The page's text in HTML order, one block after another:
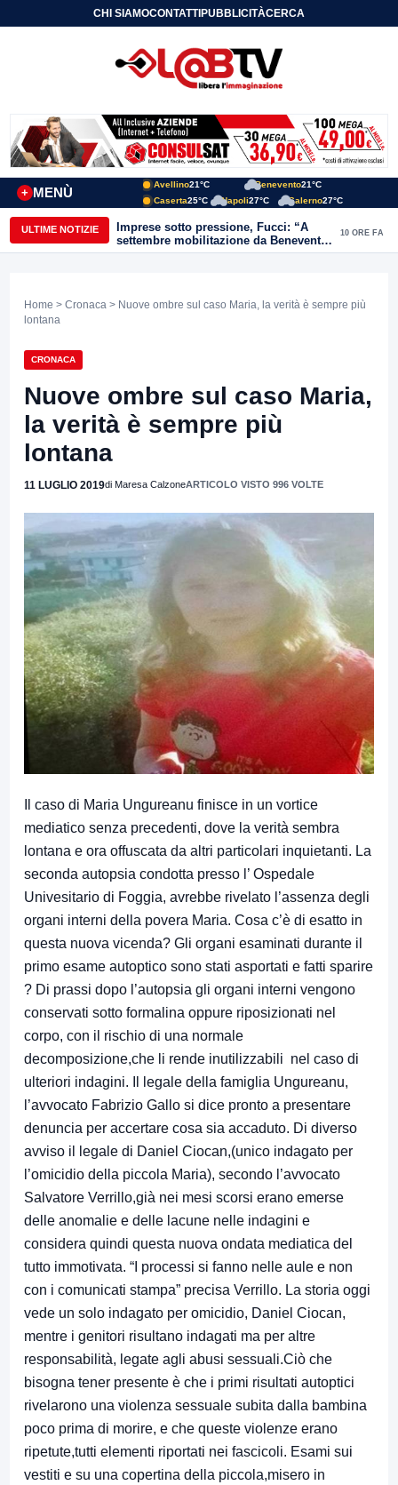
CHI SIAMOCONTATTIPUBBLICITÀCERCA
MENÙ
+
Avellino21°C Benevento21°C
Caserta25°C Napoli27°C Salerno27°C
ULTIME NOTIZIE
Imprese sotto pressione, Fucci: “A
settembre mobilitazione da Benevento
e Avellino”
10 ORE FA
Home > Cronaca > Nuove ombre sul caso Maria, la verità è sempre più
lontana
CRONACA
Nuove ombre sul caso Maria,
la verità è sempre più
lontana
11 LUGLIO 2019di Maresa CalzoneARTICOLO VISTO 996 VOLTE
Il caso di Maria Ungureanu finisce in un vortice
mediatico senza precedenti, dove la verità sembra
lontana e ora offuscata da altri particolari inquietanti. La
seconda autopsia condotta presso l’ Ospedale
Univesitario di Foggia, avrebbe rivelato l’assenza degli
organi interni della povera Maria. Cosa c’è di esatto in
questa nuova vicenda? Gli organi esaminati durante il
primo esame autoptico sono stati asportati e fatti sparire
? Di prassi dopo l’autopsia gli organi interni vengono
conservati sotto formalina oppure riposizionati nel
corpo, con il rischio di una normale
decomposizione,che li rende inutilizzabili nel caso di
ulteriori indagini. Il legale della famiglia Ungureanu,
l’avvocato Fabrizio Gallo si dice pronto a presentare
denuncia per accertare cosa sia accaduto. Di diverso
avviso il legale di Daniel Ciocan,(unico indagato per
l’omicidio della piccola Maria), secondo l’avvocato
Salvatore Verrillo,già nei mesi scorsi erano emerse
delle anomalie e delle lacune nelle indagini e
considera quindi questa nuova ondata mediatica del
tutto immotivata. “I processi si fanno nelle aule e non
con i comunicati stampa” precisa Verrillo. La storia oggi
vede un solo indagato per omicidio, Daniel Ciocan,
mentre i genitori risultano indagati ma per altre
responsabilità, legate agli abusi sessuali.Ciò che
bisogna tener presente è che i primi risultati autoptici
rivelarono una violenza sessuale subita dalla bambina
poco prima di morire, e che queste violenze erano
ripetute,tutti elementi riportati nei fascicoli. Esami sui
vestiti e su una copertina della piccola,misero in